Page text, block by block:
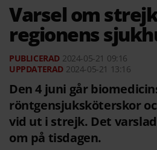
Varsel om
regionens
2024-05-21 09:16
2024-05-21 13:16
Den 4 juni går
röntgensjuksköterskor
vid ut i strejk. Det
om på tisdagen.